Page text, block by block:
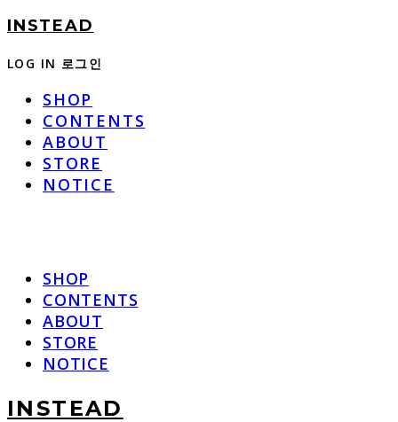
INSTEAD
LOG IN 로그인
SHOP
CONTENTS
ABOUT
STORE
NOTICE
SHOP
CONTENTS
ABOUT
STORE
NOTICE
INSTEAD